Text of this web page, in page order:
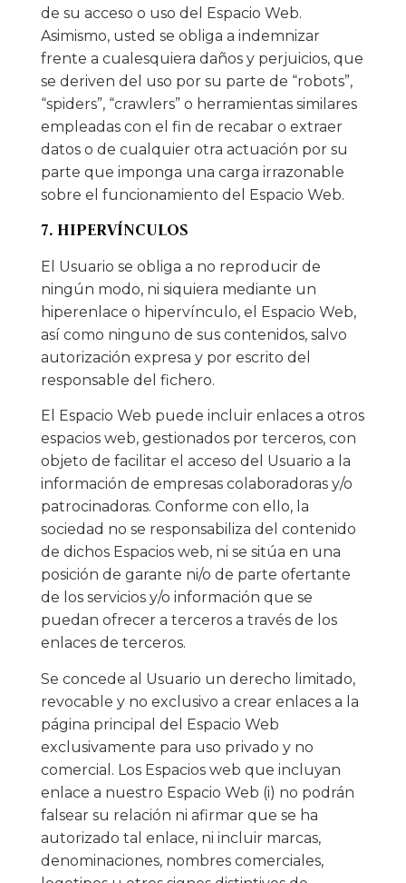
de su acceso o uso del Espacio Web.
Asimismo, usted se obliga a indemnizar
frente a cualesquiera daños y perjuicios, que
se deriven del uso por su parte de “robots”,
“spiders”, “crawlers” o herramientas similares
empleadas con el fin de recabar o extraer
datos o de cualquier otra actuación por su
parte que imponga una carga irrazonable
sobre el funcionamiento del Espacio Web.
7. HIPERVÍNCULOS
El Usuario se obliga a no reproducir de
ningún modo, ni siquiera mediante un
hiperenlace o hipervínculo, el Espacio Web,
así como ninguno de sus contenidos, salvo
autorización expresa y por escrito del
responsable del fichero.
El Espacio Web puede incluir enlaces a otros
espacios web, gestionados por terceros, con
objeto de facilitar el acceso del Usuario a la
información de empresas colaboradoras y/o
patrocinadoras. Conforme con ello, la
sociedad no se responsabiliza del contenido
de dichos Espacios web, ni se sitúa en una
posición de garante ni/o de parte ofertante
de los servicios y/o información que se
puedan ofrecer a terceros a través de los
enlaces de terceros.
Se concede al Usuario un derecho limitado,
revocable y no exclusivo a crear enlaces a la
página principal del Espacio Web
exclusivamente para uso privado y no
comercial. Los Espacios web que incluyan
enlace a nuestro Espacio Web (i) no podrán
falsear su relación ni afirmar que se ha
autorizado tal enlace, ni incluir marcas,
denominaciones, nombres comerciales,